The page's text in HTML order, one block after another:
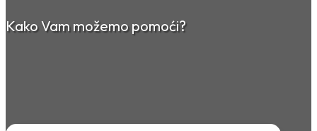
Kako Vam možemo pomoći?